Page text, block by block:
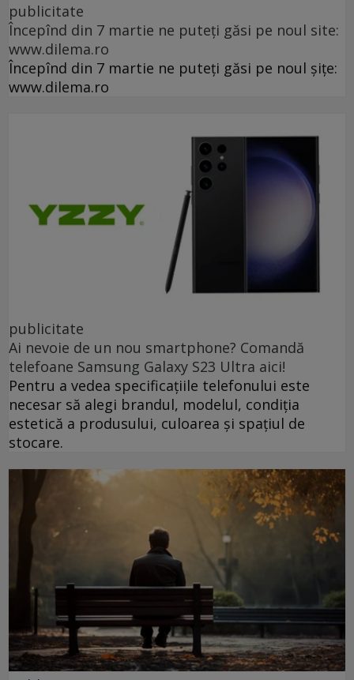
publicitate
Începînd din 7 martie ne puteți găsi pe noul site:
www.dilema.ro
Începînd din 7 martie ne puteți găsi pe noul șițe:
www.dilema.ro
publicitate
Ai nevoie de un nou smartphone? Comandă
telefoane Samsung Galaxy S23 Ultra aici!
Pentru a vedea specificațiile telefonului este
necesar să alegi brandul, modelul, condiția
estetică a produsului, culoarea și spațiul de
stocare.